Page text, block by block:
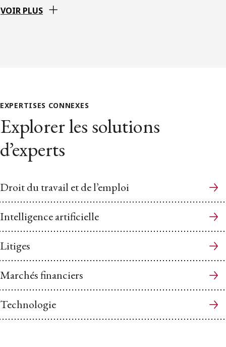
VOIR PLUS
EXPERTISES CONNEXES
Explorer les solutions
d’experts
Droit du travail et de l’emploi
Intelligence artificielle
Litiges
Marchés financiers
Technologie